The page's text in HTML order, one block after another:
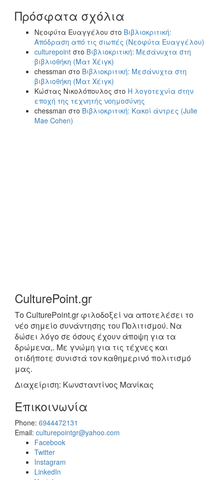
Πρόσφατα σχόλια
Νεοφύτα Ευαγγέλου στο Βιβλιοκριτική:
Απόδραση από τις σιωπές (Νεοφύτα Ευαγγέλου)
culturepoint στο Βιβλιοκριτική: Μεσάνυχτα στη
βιβλιοθήκη (Ματ Χέιγκ)
chessman στο Βιβλιοκριτική: Μεσάνυχτα στη
βιβλιοθήκη (Ματ Χέιγκ)
Κώστας Νικολόπουλος στο Η λογοτεχνία στην
εποχή της τεχνητής νοημοσύνης
chessman στο Βιβλιοκριτική: Κακοί άντρες (Julie
Mae Cohen)
CulturePoint.gr
Το CulturePoint.gr φιλοδοξεί να αποτελέσει το
νέο σημείο συνάντησης του Πολιτισμού. Να
δώσει λόγο σε όσους έχουν άποψη για τα
δρώμενα,. Με γνώμη για τις τέχνες και
οτιδήποτε συνιστά τον καθημερινό πολιτισμό
μας.
Διαχείριση: Κωνσταντίνος Μανίκας
Επικοινωνία
Phone: 6944472131
Email: culturepointgr@yahoo.com
Facebook
Twitter
Instagram
LinkedIn